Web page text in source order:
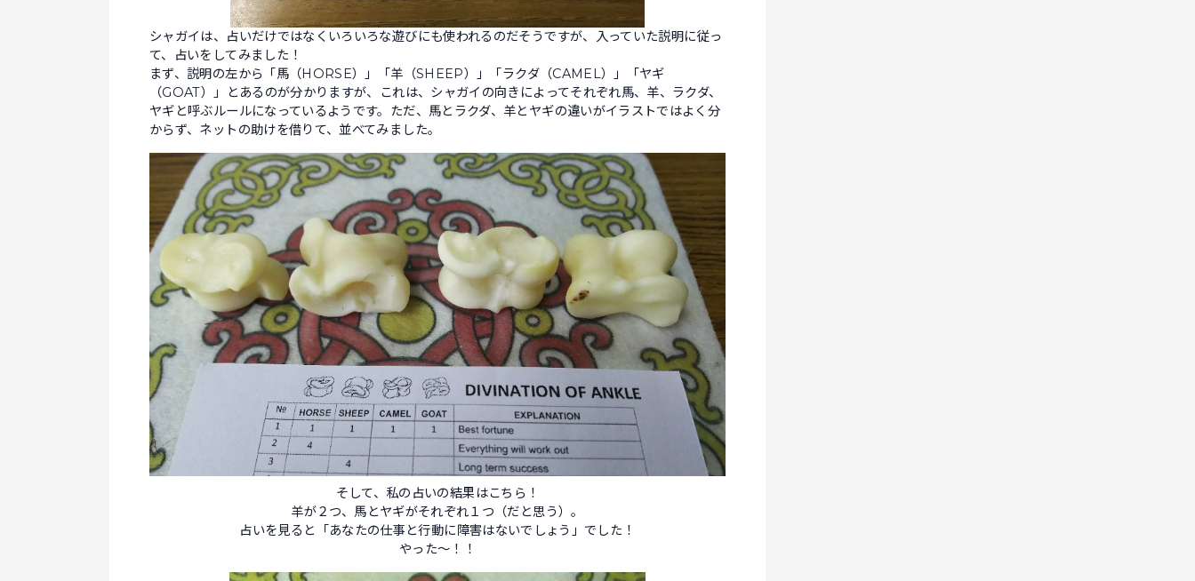
シャガイは、占いだけではなくいろいろな遊びにも使われるのだそうですが、入っていた説明に従っ
て、占いをしてみました！
まず、説明の左から「馬（HORSE）」「羊（SHEEP）」「ラクダ（CAMEL）」「ヤギ
（GOAT）」とあるのが分かりますが、これは、シャガイの向きによってそれぞれ馬、羊、ラクダ、
ヤギと呼ぶルールになっているようです。ただ、馬とラクダ、羊とヤギの違いがイラストではよく分
からず、ネットの助けを借りて、並べてみました。
そして、私の占いの結果はこちら！
羊が２つ、馬とヤギがそれぞれ１つ（だと思う）。
占いを見ると「あなたの仕事と行動に障害はないでしょう」でした！
やった～！！